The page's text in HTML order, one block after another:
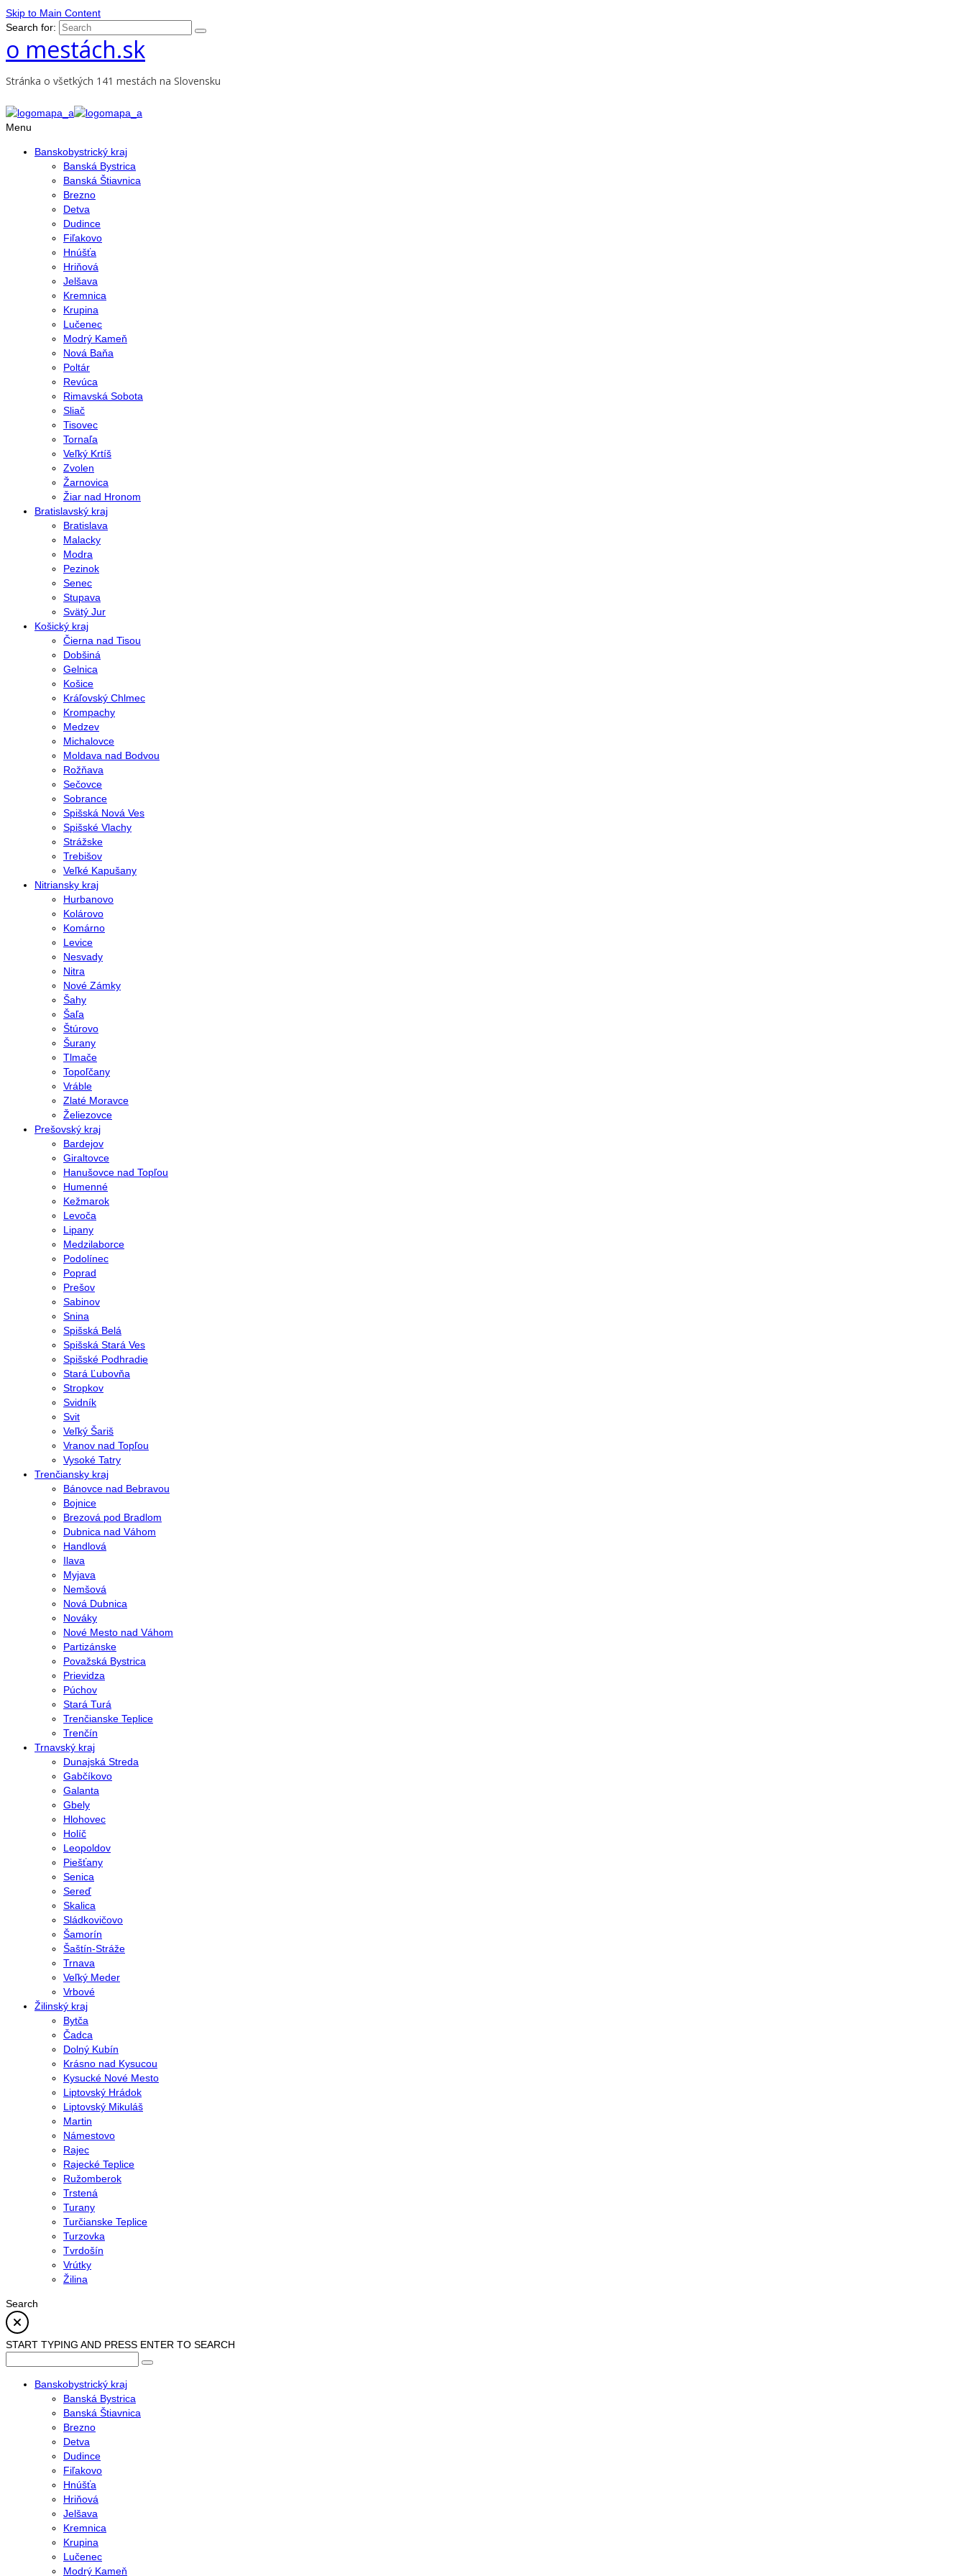
Skip to Main Content
Search for:
o mestách.sk
Stránka o všetkých 141 mestách na Slovensku
Menu
Banskobystrický kraj
Banská Bystrica
Banská Štiavnica
Brezno
Detva
Dudince
Fiľakovo
Hnúšťa
Hriňová
Jelšava
Kremnica
Krupina
Lučenec
Modrý Kameň
Nová Baňa
Poltár
Revúca
Rimavská Sobota
Sliač
Tisovec
Tornaľa
Veľký Krtíš
Zvolen
Žarnovica
Žiar nad Hronom
Bratislavský kraj
Bratislava
Malacky
Modra
Pezinok
Senec
Stupava
Svätý Jur
Košický kraj
Čierna nad Tisou
Dobšiná
Gelnica
Košice
Kráľovský Chlmec
Krompachy
Medzev
Michalovce
Moldava nad Bodvou
Rožňava
Sečovce
Sobrance
Spišská Nová Ves
Spišské Vlachy
Strážske
Trebišov
Veľké Kapušany
Nitriansky kraj
Hurbanovo
Kolárovo
Komárno
Levice
Nesvady
Nitra
Nové Zámky
Šahy
Šaľa
Štúrovo
Šurany
Tlmače
Topoľčany
Vráble
Zlaté Moravce
Želiezovce
Prešovský kraj
Bardejov
Giraltovce
Hanušovce nad Topľou
Humenné
Kežmarok
Levoča
Lipany
Medzilaborce
Podolínec
Poprad
Prešov
Sabinov
Snina
Spišská Belá
Spišská Stará Ves
Spišské Podhradie
Stará Ľubovňa
Stropkov
Svidník
Svit
Veľký Šariš
Vranov nad Topľou
Vysoké Tatry
Trenčiansky kraj
Bánovce nad Bebravou
Bojnice
Brezová pod Bradlom
Dubnica nad Váhom
Handlová
Ilava
Myjava
Nemšová
Nová Dubnica
Nováky
Nové Mesto nad Váhom
Partizánske
Považská Bystrica
Prievidza
Púchov
Stará Turá
Trenčianske Teplice
Trenčín
Trnavský kraj
Dunajská Streda
Gabčíkovo
Galanta
Gbely
Hlohovec
Holíč
Leopoldov
Piešťany
Senica
Sereď
Skalica
Sládkovičovo
Šamorín
Šaštín-Stráže
Trnava
Veľký Meder
Vrbové
Žilinský kraj
Bytča
Čadca
Dolný Kubín
Krásno nad Kysucou
Kysucké Nové Mesto
Liptovský Hrádok
Liptovský Mikuláš
Martin
Námestovo
Rajec
Rajecké Teplice
Ružomberok
Trstená
Turany
Turčianske Teplice
Turzovka
Tvrdošín
Vrútky
Žilina
Search
START TYPING AND PRESS ENTER TO SEARCH
Banskobystrický kraj
Banská Bystrica
Banská Štiavnica
Brezno
Detva
Dudince
Fiľakovo
Hnúšťa
Hriňová
Jelšava
Kremnica
Krupina
Lučenec
Modrý Kameň